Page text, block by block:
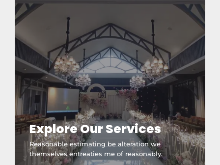
Explore Our Services
Reasonable estimating be alteration we
themselves entreaties me of reasonably.